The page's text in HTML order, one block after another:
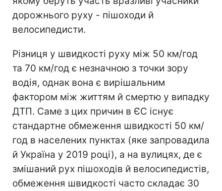
дорожнього руху - пішоходи й
велосипедисти.
Різниця у швидкості руху між 50 км/год
та 70 км/год є незначною з точки зору
водія, однак вона є вирішальним
фактором між життям й смертю у випадку
ДТП. Саме з цих причин в ЄС існує
стандартне обмеження швидкості 50 км/
год в населених пунктах (яке запровадила
й Україна у 2019 році), а на вулицях, де є
змішаний рух пішоходів й велосипедистів,
обмеження швидкості часто складає 30